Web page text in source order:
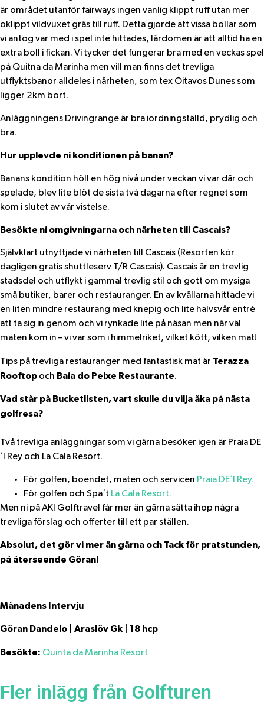
är området utanför fairways ingen vanlig klippt ruff utan mer
oklippt vildvuxet gräs till ruff. Detta gjorde att vissa bollar som
vi antog var med i spel inte hittades, lärdomen är att alltid ha en
extra boll i fickan. Vi tycker det fungerar bra med en veckas spel
på Quitna da Marinha men vill man finns det trevliga
utflyktsbanor alldeles i närheten, som tex Oitavos Dunes som
ligger 2km bort.
Anläggningens Drivingrange är bra iordningställd, prydlig och
bra.
Hur upplevde ni konditionen på banan?
Banans kondition höll en hög nivå under veckan vi var där och
spelade, blev lite blöt de sista två dagarna efter regnet som
kom i slutet av vår vistelse.
Besökte ni omgivningarna och närheten till Cascais?
Självklart utnyttjade vi närheten till Cascais (Resorten kör
dagligen gratis shuttleserv T/R Cascais). Cascais är en trevlig
stadsdel och utflykt i gammal trevlig stil och gott om mysiga
små butiker, barer och restauranger. En av kvällarna hittade vi
en liten mindre restaurang med knepig och lite halvsvår entré
att ta sig in genom och vi rynkade lite på näsan men när väl
maten kom in – vi var som i himmelriket, vilket kött, vilken mat!
Tips på trevliga restauranger med fantastisk mat är Terazza
Rooftop och Baia do Peixe Restaurante.
Vad står på Bucketlisten, vart skulle du vilja åka på nästa
golfresa?
Två trevliga anläggningar som vi gärna besöker igen är Praia DE
´l Rey och La Cala Resort.
För golfen, boendet, maten och servicen Praia DE´l Rey.
För golfen och Spa´t La Cala Resort.
Men ni på AKI Golftravel får mer än gärna sätta ihop några
trevliga förslag och offerter till ett par ställen.
Absolut, det gör vi mer än gärna och Tack för pratstunden,
på återseende Göran!
Månadens Intervju
Göran Dandelo | Araslöv Gk | 18 hcp
Besökte: Quinta da Marinha Resort
Fler inlägg från Golfturen